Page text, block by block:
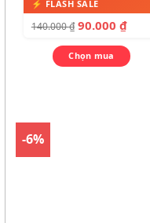
140.000₫ 90.000 ₫
Chọn mua
-6%